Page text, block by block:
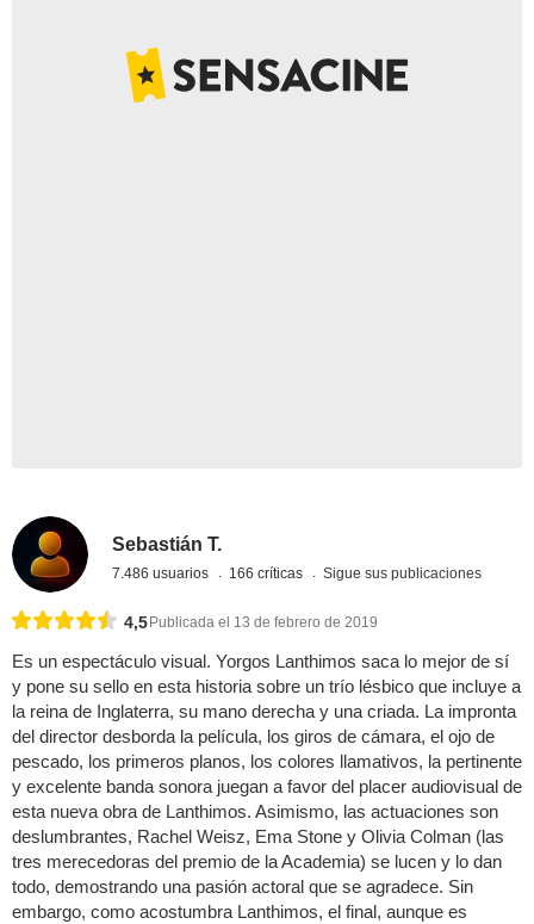
Sebastián T.
7.486 usuarios 166 críticas Sigue sus publicaciones
4,5 Publicada el 13 de febrero de 2019
Es un espectáculo visual. Yorgos Lanthimos saca lo mejor de sí
y pone su sello en esta historia sobre un trío lésbico que incluye a
la reina de Inglaterra, su mano derecha y una criada. La impronta
del director desborda la película, los giros de cámara, el ojo de
pescado, los primeros planos, los colores llamativos, la pertinente
y excelente banda sonora juegan a favor del placer audiovisual de
esta nueva obra de Lanthimos. Asimismo, las actuaciones son
deslumbrantes, Rachel Weisz, Ema Stone y Olivia Colman (las
tres merecedoras del premio de la Academia) se lucen y lo dan
todo, demostrando una pasión actoral que se agradece. Sin
embargo, como acostumbra Lanthimos, el final, aunque es